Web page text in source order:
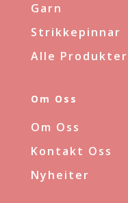
Garn
Strikkepinnar
Alle Produkter
Om Oss
Om Oss
Kontakt Oss
Nyheiter